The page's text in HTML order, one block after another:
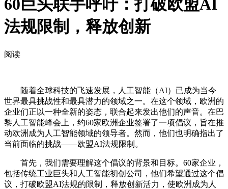
60巨头联手呼吁：打破欧盟AI
法规限制，释放创新
阅读
随着全球科技的飞速发展，人工智能（AI）已成为当今
世界最具挑战性和最具潜力的领域之一。在这个领域，欧洲的
企业们正以一种全新的姿态，联合起来发出他们的声音。在巴
黎人工智能峰会上，约60家欧洲企业签署了一项倡议，旨在推
动欧洲成为人工智能领域的领导者。然而，他们也明确指出了
当前面临的挑战——欧盟AI法规限制。
首先，我们需要理解这个倡议的背景和目标。60家企业，
包括传统工业巨头和人工智能初创公司，他们希望通过这个倡
议，打破欧盟AI法规的限制，释放创新活力，使欧洲成为人